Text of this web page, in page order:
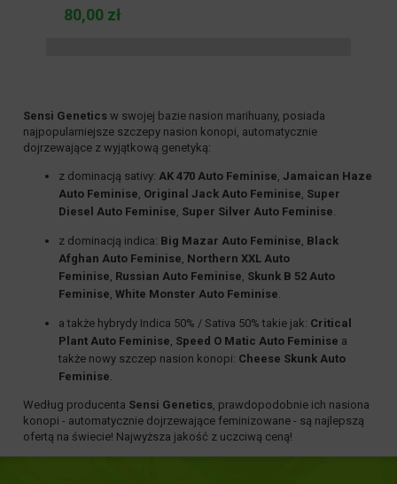
80,00 zł
Sensi Genetics w swojej bazie nasion marihuany, posiada
najpopularniejsze szczepy nasion konopi, automatycznie
dojrzewające z wyjątkową genetyką:
z dominacją sativy: AK 470 Auto Feminise, Jamaican Haze
Auto Feminise, Original Jack Auto Feminise, Super
Diesel Auto Feminise, Super Silver Auto Feminise.
z dominacją indica: Big Mazar Auto Feminise, Black
Afghan Auto Feminise, Northern XXL Auto
Feminise, Russian Auto Feminise, Skunk B 52 Auto
Feminise, White Monster Auto Feminise.
a także hybrydy Indica 50% / Sativa 50% takie jak: Critical
Plant Auto Feminise, Speed O Matic Auto Feminise a
także nowy szczep nasion konopi: Cheese Skunk Auto
Feminise.
Według producenta Sensi Genetics, prawdopodobnie ich nasiona
konopi - automatycznie dojrzewające feminizowane - są najlepszą
ofertą na świecie! Najwyższa jakość z uczciwą ceną!